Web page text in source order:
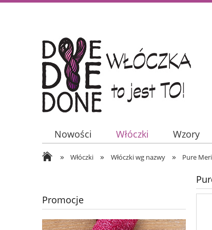
Nowości Włóczki Wzory
» Włóczki » Włóczki wg nazwy » Pure
Promocje